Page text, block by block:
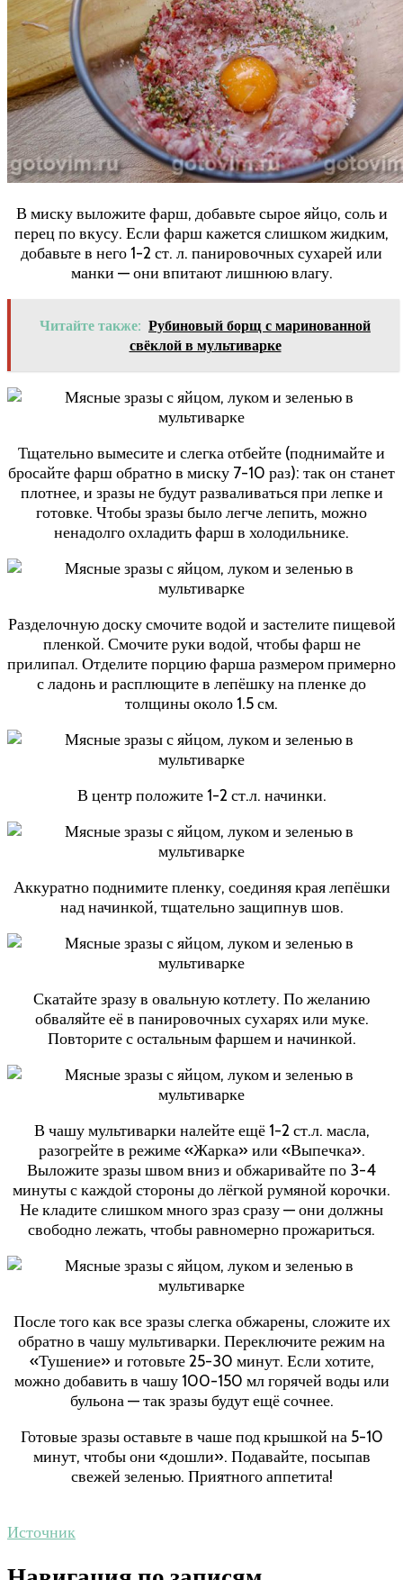
В миску выложите фарш, добавьте сырое яйцо, соль и
перец по вкусу. Если фарш кажется слишком жидким,
добавьте в него 1-2 ст. л. панировочных сухарей или
манки — они впитают лишнюю влагу.
Читайте также: Рубиновый борщ с маринованной
свёклой в мультиварке
Тщательно вымесите и слегка отбейте (поднимайте и
бросайте фарш обратно в миску 7-10 раз): так он станет
плотнее, и зразы не будут разваливаться при лепке и
готовке. Чтобы зразы было легче лепить, можно
ненадолго охладить фарш в холодильнике.
Разделочную доску смочите водой и застелите пищевой
пленкой. Смочите руки водой, чтобы фарш не
прилипал. Отделите порцию фарша размером примерно
с ладонь и расплющите в лепёшку на пленке до
толщины около 1.5 см.
В центр положите 1-2 ст.л. начинки.
Аккуратно поднимите пленку, соединяя края лепёшки
над начинкой, тщательно защипнув шов.
Скатайте зразу в овальную котлету. По желанию
обваляйте её в панировочных сухарях или муке.
Повторите с остальным фаршем и начинкой.
В чашу мультиварки налейте ещё 1-2 ст.л. масла,
разогрейте в режиме «Жарка» или «Выпечка».
Выложите зразы швом вниз и обжаривайте по 3-4
минуты с каждой стороны до лёгкой румяной корочки.
Не кладите слишком много зраз сразу — они должны
свободно лежать, чтобы равномерно прожариться.
После того как все зразы слегка обжарены, сложите их
обратно в чашу мультиварки. Переключите режим на
«Тушение» и готовьте 25-30 минут. Если хотите,
можно добавить в чашу 100-150 мл горячей воды или
бульона — так зразы будут ещё сочнее.
Готовые зразы оставьте в чаше под крышкой на 5-10
минут, чтобы они «дошли». Подавайте, посыпав
свежей зеленью. Приятного аппетита!
Источник